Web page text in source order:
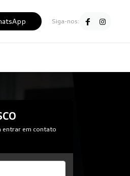
Siga-nos:
entrar em contato